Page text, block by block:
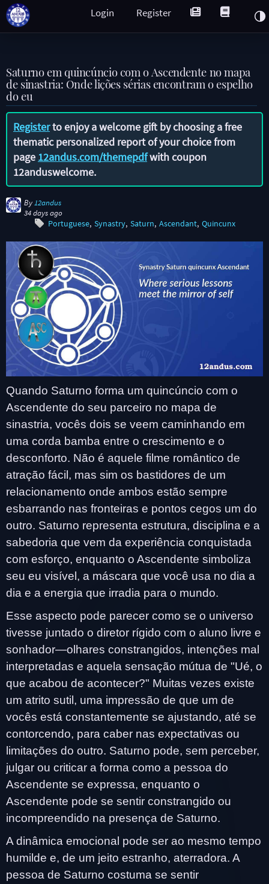
Register
Login
Saturno em quincúncio com o Ascendente no mapa
de sinastria: Onde lições sérias encontram o espelho
do eu
Registerto enjoy a welcome gift by choosing a free
thematic personalized report of your choice from
page 12andus.com/themepdfwith coupon
12anduswelcome.
By 12andus
34 days ago
Portuguese Synastry Saturn Ascendant Quincunx
Quando Saturno forma um quincúncio com o
Ascendente do seu parceiro no mapa de
sinastria, vocês dois se veem caminhando em
uma corda bamba entre o crescimento e o
desconforto. Não é aquele filme romântico de
atração fácil, mas sim os bastidores de um
relacionamento onde ambos estão sempre
esbarrando nas fronteiras e pontos cegos um do
outro. Saturno representa estrutura, disciplina e a
sabedoria que vem da experiência conquistada
com esforço, enquanto o Ascendente simboliza
seu eu visível, a máscara que você usa no dia a
dia e a energia que irradia para o mundo.
Esse aspecto pode parecer como se o universo
tivesse juntado o diretor rígido com o aluno livre e
sonhador—olhares constrangidos, intenções mal
interpretadas e aquela sensação mútua de "Ué, o
que acabou de acontecer?" Muitas vezes existe
um atrito sutil, uma impressão de que um de
vocês está constantemente se ajustando, até se
contorcendo, para caber nas expectativas ou
limitações do outro. Saturno pode, sem perceber,
julgar ou criticar a forma como a pessoa do
Ascendente se expressa, enquanto o
Ascendente pode se sentir constrangido ou
incompreendido na presença de Saturno.
A dinâmica emocional pode ser ao mesmo tempo
humilde e, de um jeito estranho, aterradora. A
pessoa de Saturno costuma se sentir